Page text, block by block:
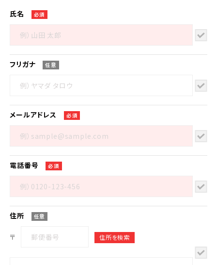
氏名 必須
フリガナ 任意
メールアドレス 必須
電話番号 必須
住所 任意
〒